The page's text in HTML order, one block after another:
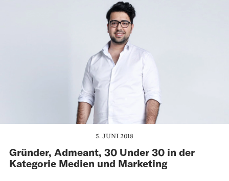
5. JUNI 2018
Gründer, Admeant, 30 Under 30 in der
Kategorie Medien und Marketing